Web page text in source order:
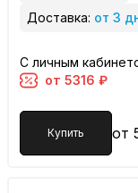
Доставка: от 3
С личным
от 5316 ₽
Купить от